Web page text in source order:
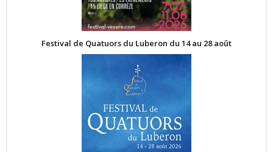
Festival de Quatuors du Luberon du 14 au 28 août